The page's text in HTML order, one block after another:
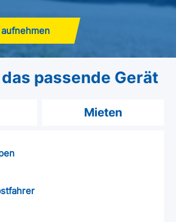
passende Gerät
Mieten